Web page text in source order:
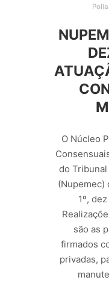
O Núcleo
do
(Nupemec)
1º,
são as
firmados
privadas,